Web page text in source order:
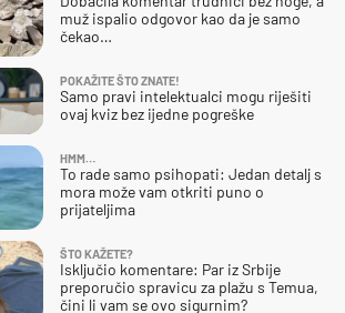
muž ispalio odgovor kao da je samo
čekao…
POKAŽITE ŠTO ZNATE!
Samo pravi intelektualci mogu riješiti
ovaj kviz bez ijedne pogreške
HMM…
To rade samo psihopati: Jedan detalj s
mora može vam otkriti puno o
prijateljima
ŠTO KAŽETE?
Isključio komentare: Par iz Srbije
preporučio spravicu za plažu s Temua,
čini li vam se ovo sigurnim?